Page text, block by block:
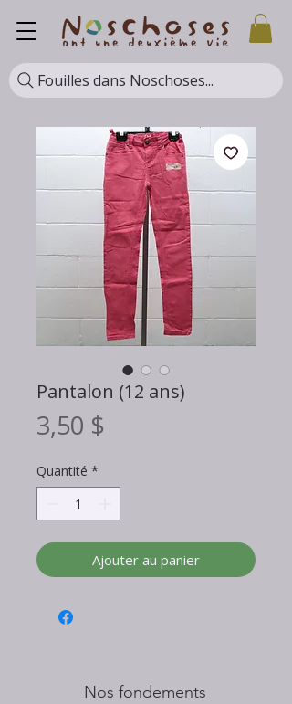
Fouilles dans Noschoses...
Pantalon (12 ans)
3,50 $
Quantité *
Ajouter au panier
Nos fondements